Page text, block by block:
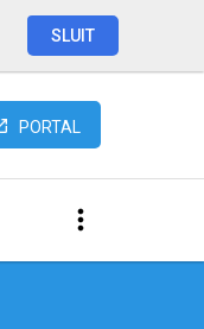
SLUIT
PORTAL